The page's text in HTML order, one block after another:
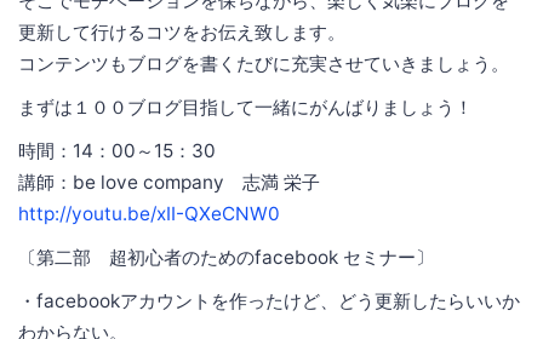
更新して行けるコツをお伝え致します。
コンテンツもブログを書くたびに充実させていきましょう。
まずは１００ブログ目指して一緒にがんばりましょう！
時間：14：00～15：30
講師：be love company 志満 栄子
http://youtu.be/xII-QXeCNW0
〔第二部 超初心者のためのfacebook セミナー〕
・facebookアカウントを作ったけど、どう更新したらいいか
わからない。